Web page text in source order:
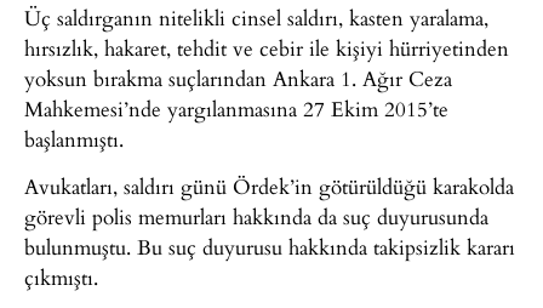
Üç saldırganın nitelikli cinsel saldırı, kasten yaralama,
hırsızlık, hakaret, tehdit ve cebir ile kişiyi hürriyetinden
yoksun bırakma suçlarından Ankara 1. Ağır Ceza
Mahkemesi’nde yargılanmasına 27 Ekim 2015’te
başlanmıştı.
Avukatları, saldırı günü Ördek’in götürüldüğü karakolda
görevli polis memurları hakkında da suç duyurusunda
bulunmuştu. Bu suç duyurusu hakkında takipsizlik kararı
çıkmıştı.